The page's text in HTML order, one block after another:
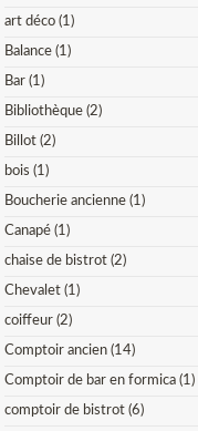
art déco (1)
Balance (1)
Bar (1)
Bibliothèque (2)
Billot (2)
bois (1)
Boucherie ancienne (1)
Canapé (1)
chaise de bistrot (2)
Chevalet (1)
coiffeur (2)
Comptoir ancien (14)
Comptoir de bar en formica (1)
comptoir de bistrot (6)